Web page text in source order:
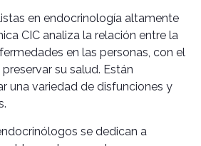
en endocrinología altamente
CIC analiza la relación entre la
en las personas, con el
su salud. Están
una variedad de disfunciones y
se dedican a